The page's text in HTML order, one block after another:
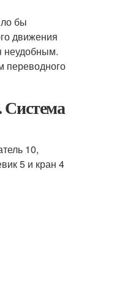
бы
движения
неудобным.
переводного
Система
10,
5 и кран 4